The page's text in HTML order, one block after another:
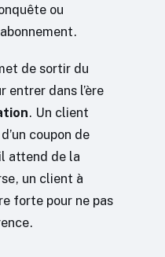
ou
de sortir du
entrer dans l’ère
. Un client
coupon de
attend de la
un client à
forte pour ne pas